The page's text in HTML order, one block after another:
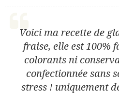
Voici ma recette de
fraise, elle est 100%
colorants ni
confectionnée sans
stress ! uniquement